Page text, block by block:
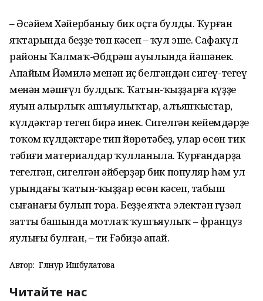
– Әсәйем Хәйербаныу бик оҫта булды. Ҡурған
яҡтарында беҙҙең төп кәсеп – ҡул эше. Сафакүл
районы Ҡалмаҡ-Әбдрәш ауылында йәшәнек.
Апайым Йәмилә менән иҫ белгәндән сигеү-тегеү
менән мәшғүл булдыҡ. Ҡатын-ҡыҙҙарға күҙҙең
яуын алырлыҡ ашъяулыҡтар, алъяпҡыстар,
күлдәктәр тегеп бирә инек. Сигелгән кейемдәрҙе
тоҡом күлдәктәре тип йөрөтәбеҙ, улар өсөн тик
тәбиғи материалдар ҡул­ланыла. Ҡурғандарҙа
тегелгән, сигелгән әйберҙәр бик популяр һәм ул
урындағы ҡатын-ҡыҙҙар өсөн кәсеп, табыш
сығанағы булып тора. Беҙҙең яҡта электән гүзәл
заттың башында мотлаҡ ҡушъяулыҡ – француз
яулығы булған, – ти Ғәбиҙә апай.
Автор: Гөлнур Ишбулатова
Читайте нас